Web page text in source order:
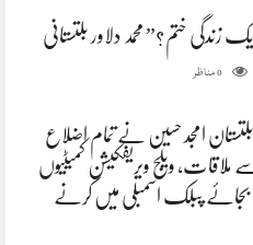
زندگی ختم؟” محمد دلاور بلتستانی
0مناظر
امجد حسین نے تمام اضلاع
ملاقات، ویلج ویریفکیشن کمیٹیوں
بجائے پبلک اسمبلی میں کرنے